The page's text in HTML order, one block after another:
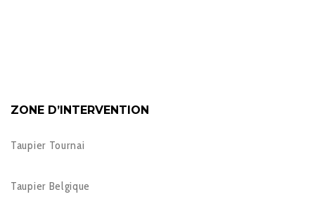
ZONE D’INTERVENTION
Taupier Tournai
Taupier Belgique